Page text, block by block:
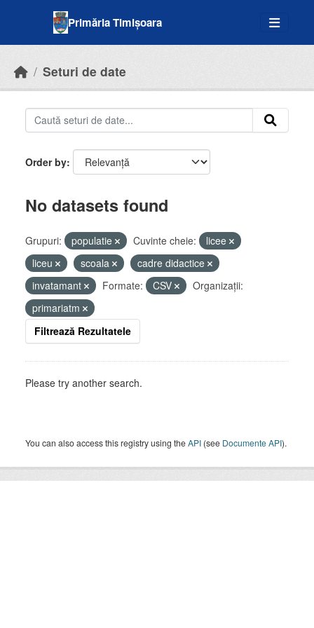
Primăria Timișoara
Seturi de date
Order by
No datasets found
Grupuri: populatie Cuvinte cheie:
licee
liceu
scoala
cadre didactice
invatamant
Formate: CSV
Organizații:
primariatm
Filtrează Rezultatele
Please try another search.
You can also access this registry using theAPI (see Documente API).